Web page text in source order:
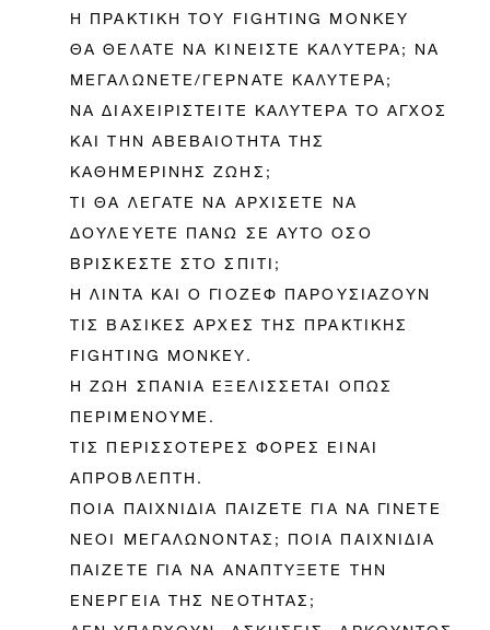
Η ΠΡΑΚΤΙΚΗ ΤΟΥ FIGHTING MONKEY
ΘΑ ΘΕΛΑΤΕ ΝΑ ΚΙΝΕΙΣΤΕ ΚΑΛΥΤΕΡΑ; ΝΑ
ΜΕΓΑΛΩΝΕΤΕ/ΓΕΡΝΑΤΕ ΚΑΛΥΤΕΡΑ;
ΝΑ ΔΙΑΧΕΙΡΙΣΤΕΙΤΕ ΚΑΛΥΤΕΡΑ ΤΟ ΑΓΧΟΣ
ΚΑΙ ΤΗΝ ΑΒΕΒΑΙΟΤΗΤΑ ΤΗΣ
ΚΑΘΗΜΕΡΙΝΗΣ ΖΩΗΣ;
ΤΙ ΘΑ ΛΕΓΑΤΕ ΝΑ ΑΡΧΙΣΕΤΕ ΝΑ
ΔΟΥΛΕΥΕΤΕ ΠΑΝΩ ΣΕ ΑΥΤΟ ΟΣΟ
ΒΡΙΣΚΕΣΤΕ ΣΤΟ ΣΠΙΤΙ;
Η ΛΙΝΤΑ ΚΑΙ Ο ΓΙΟΖΕΦ ΠΑΡΟΥΣΙΑΖΟΥΝ
ΤΙΣ ΒΑΣΙΚΕΣ ΑΡΧΕΣ ΤΗΣ ΠΡΑΚΤΙΚΗΣ
FIGHTING MONKEY.
Η ΖΩΗ ΣΠΑΝΙΑ ΕΞΕΛΙΣΣΕΤΑΙ ΟΠΩΣ
ΠΕΡΙΜΕΝΟΥΜΕ.
ΤΙΣ ΠΕΡΙΣΣΟΤΕΡΕΣ ΦΟΡΕΣ ΕΙΝΑΙ
ΑΠΡΟΒΛΕΠΤΗ.
ΠΟΙΑ ΠΑΙΧΝΙΔΙΑ ΠΑΙΖΕΤΕ ΓΙΑ ΝΑ ΓΙΝΕΤΕ
ΝΕΟΙ ΜΕΓΑΛΩΝΟΝΤΑΣ; ΠΟΙΑ ΠΑΙΧΝΙΔΙΑ
ΠΑΙΖΕΤΕ ΓΙΑ ΝΑ ΑΝΑΠΤΥΞΕΤΕ ΤΗΝ
ΕΝΕΡΓΕΙΑ ΤΗΣ ΝΕΟΤΗΤΑΣ;